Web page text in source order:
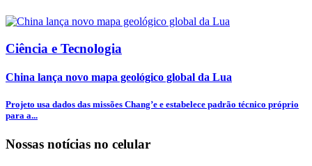
Ciência e Tecnologia
China lança novo mapa geológico global da Lua
Projeto usa dados das missões Chang’e e estabelece padrão técnico próprio
para a...
Nossas notícias no celular